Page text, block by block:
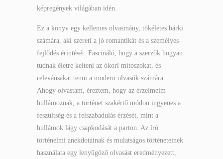
képregények világában idén.
Ez a könyv egy kellemes olvasmány, tökéletes bárki
számára, aki szereti a jó romantikát és a személyes
fejlődés érintését. Fascináló, hogy a szerzők hogyan
tudnak életre kelteni az ókori mítoszokat, és
relevánsakat tenni a modern olvasók számára.
Ahogy olvastam, éreztem, hogy az érzelmeim
hullámoznak, a történet szakértő módon ingyenes a
feszültség és a felszabadulás érzését, mint a
hullámok lágy csapkodását a parton. Az író
történelmi anekdotáinak és mulatságos történeteinek
használata egy lenyűgöző olvasást eredményezett,